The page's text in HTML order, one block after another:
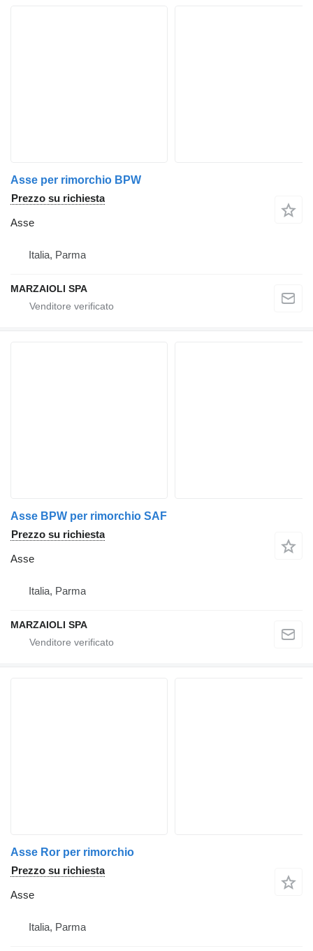
Asse per rimorchio BPW
Prezzo su richiesta
Asse
Italia, Parma
MARZAIOLI SPA
Asse BPW per rimorchio SAF
Prezzo su richiesta
Asse
Italia, Parma
MARZAIOLI SPA
Asse Ror per rimorchio
Prezzo su richiesta
Asse
Italia, Parma